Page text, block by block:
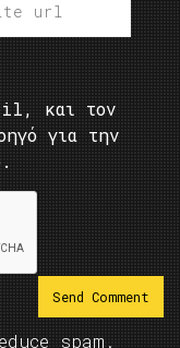
και τον
για την
spam.